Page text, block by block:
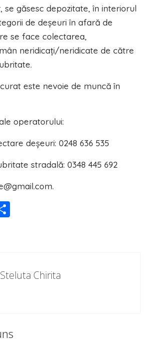
găsesc depozitate, în interiorul
de deșeuri în afară de
se face colectarea,
neridicați/neridicate de către
este nevoie de muncă în
operatorului:
deșeuri: 0248 636 535
stradală: 0348 445 692
Steluta Chirita